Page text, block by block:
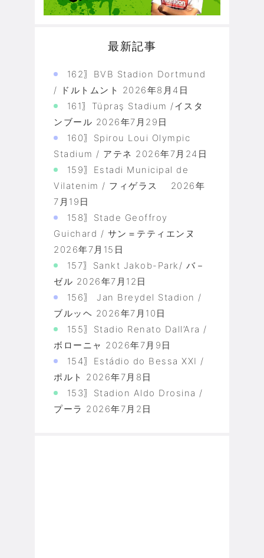
最新記事
162〗BVB Stadion Dortmund
/ ドルトムント 2026年8月4日
161〗Tüpraş Stadium /イスタ
ンブール 2026年7月29日
160〗Spirou Loui Olympic
Stadium / アテネ 2026年7月24日
159〗Estadi Municipal de
Vilatenim / フィゲラス
2026年
7月19日
158〗Stade Geoffroy
Guichard / サン＝テティエンヌ
2026年7月15日
157〗Sankt Jakob-Park/ バ－
ゼル 2026年7月12日
156〗 Jan Breydel Stadion /
ブルッヘ 2026年7月10日
155〗Stadio Renato Dall’Ara /
ボローニャ 2026年7月9日
154〗Estádio do Bessa XXI /
ポルト 2026年7月8日
153〗Stadion Aldo Drosina /
プーラ 2026年7月2日